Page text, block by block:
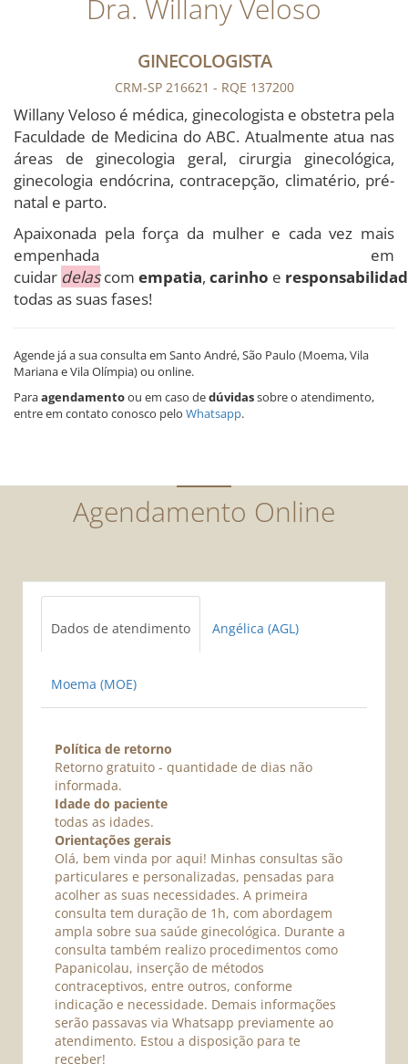
Dra. Willany Veloso
GINECOLOGISTA
CRM-SP 216621 - RQE 137200
Willany Veloso é médica, ginecologista e obstetra pela
Faculdade de Medicina do ABC. Atualmente atua nas
áreas de ginecologia geral, cirurgia ginecológica,
ginecologia endócrina, contracepção, climatério, pré-
natal e parto.
Apaixonada pela força da mulher e cada vez mais
empenhada em
cuidar delascom empatia, carinho e
todas as suas fases!
Agende já a sua consulta em Santo André, São Paulo (Moema, Vila
Mariana e Vila Olímpia) ou online.
Paraagendamentoou em caso dedúvidassobre o atendimento,
entre em contato conosco pelo Whatsapp.
Agendamento Online
Dados de atendimento Angélica (AGL)
Moema (MOE)
Política de retorno
Retorno gratuito - quantidade de dias não
informada.
Idade do paciente
todas as idades.
Orientações gerais
Olá, bem vinda por aqui! Minhas consultas são
particulares e personalizadas, pensadas para
acolher as suas necessidades. A primeira
consulta tem duração de 1h, com abordagem
ampla sobre sua saúde ginecológica. Durante a
consulta também realizo procedimentos como
Papanicolau, inserção de métodos
contraceptivos, entre outros, conforme
indicação e necessidade. Demais informações
serão passavas via Whatsapp previamente ao
atendimento. Estou a disposição para te
receber!